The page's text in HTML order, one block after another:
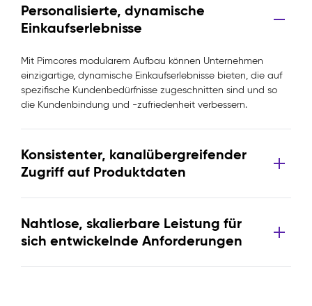
Personalisierte, dynamische
Einkaufserlebnisse
Mit Pimcores modularem Aufbau können Unternehmen
einzigartige, dynamische Einkaufserlebnisse bieten, die auf
spezifische Kundenbedürfnisse zugeschnitten sind und so
die Kundenbindung und -zufriedenheit verbessern.
Konsistenter, kanalübergreifender
Zugriff auf Produktdaten
Nahtlose, skalierbare Leistung für
sich entwickelnde Anforderungen